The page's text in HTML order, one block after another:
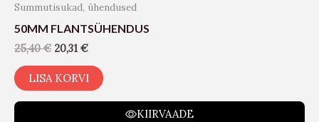
Summutisukad, ühendused
50MM FLANTSÜHENDUS
25,40€ 20,31 €
LISA KORVI
KIIRVAADE